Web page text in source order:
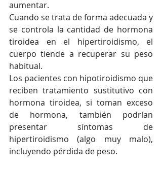
aumentar.
Cuando se trata de forma adecuada y
se controla la cantidad de hormona
tiroidea en el hipertiroidismo, el
cuerpo tiende a recuperar su peso
habitual.
Los pacientes con hipotiroidismo que
reciben tratamiento sustitutivo con
hormona tiroidea, si toman exceso
de hormona, también podrían
presentar síntomas de
hipertiroidismo (algo muy malo),
incluyendo pérdida de peso.